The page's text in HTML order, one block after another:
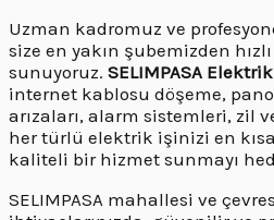
Uzman kadromuz ve
size en yakın şubemizden
sunuyoruz. SELIMPASA
internet kablosu döşeme,
arızaları, alarm sistemleri, zil
her türlü elektrik işinizi en
kaliteli bir hizmet sunmayı
SELIMPASA mahallesi ve